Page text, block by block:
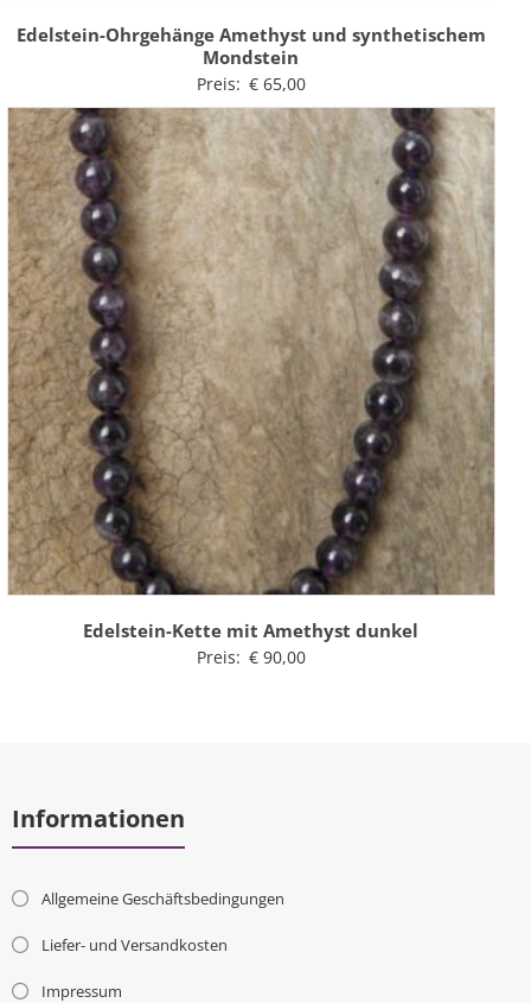
Edelstein-Ohrgehänge Amethyst und synthetischem
Mondstein
Preis: €65,00
Edelstein-Kette mit Amethyst dunkel
Preis: €90,00
Informationen
Allgemeine Geschäftsbedingungen
Liefer- und Versandkosten
Impressum